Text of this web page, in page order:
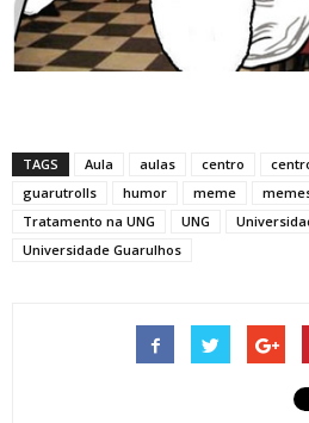
TAGS Aula aulas centro
guarutrolls
humor meme
Tratamento na UNG
UNG
Universidade Guarulhos